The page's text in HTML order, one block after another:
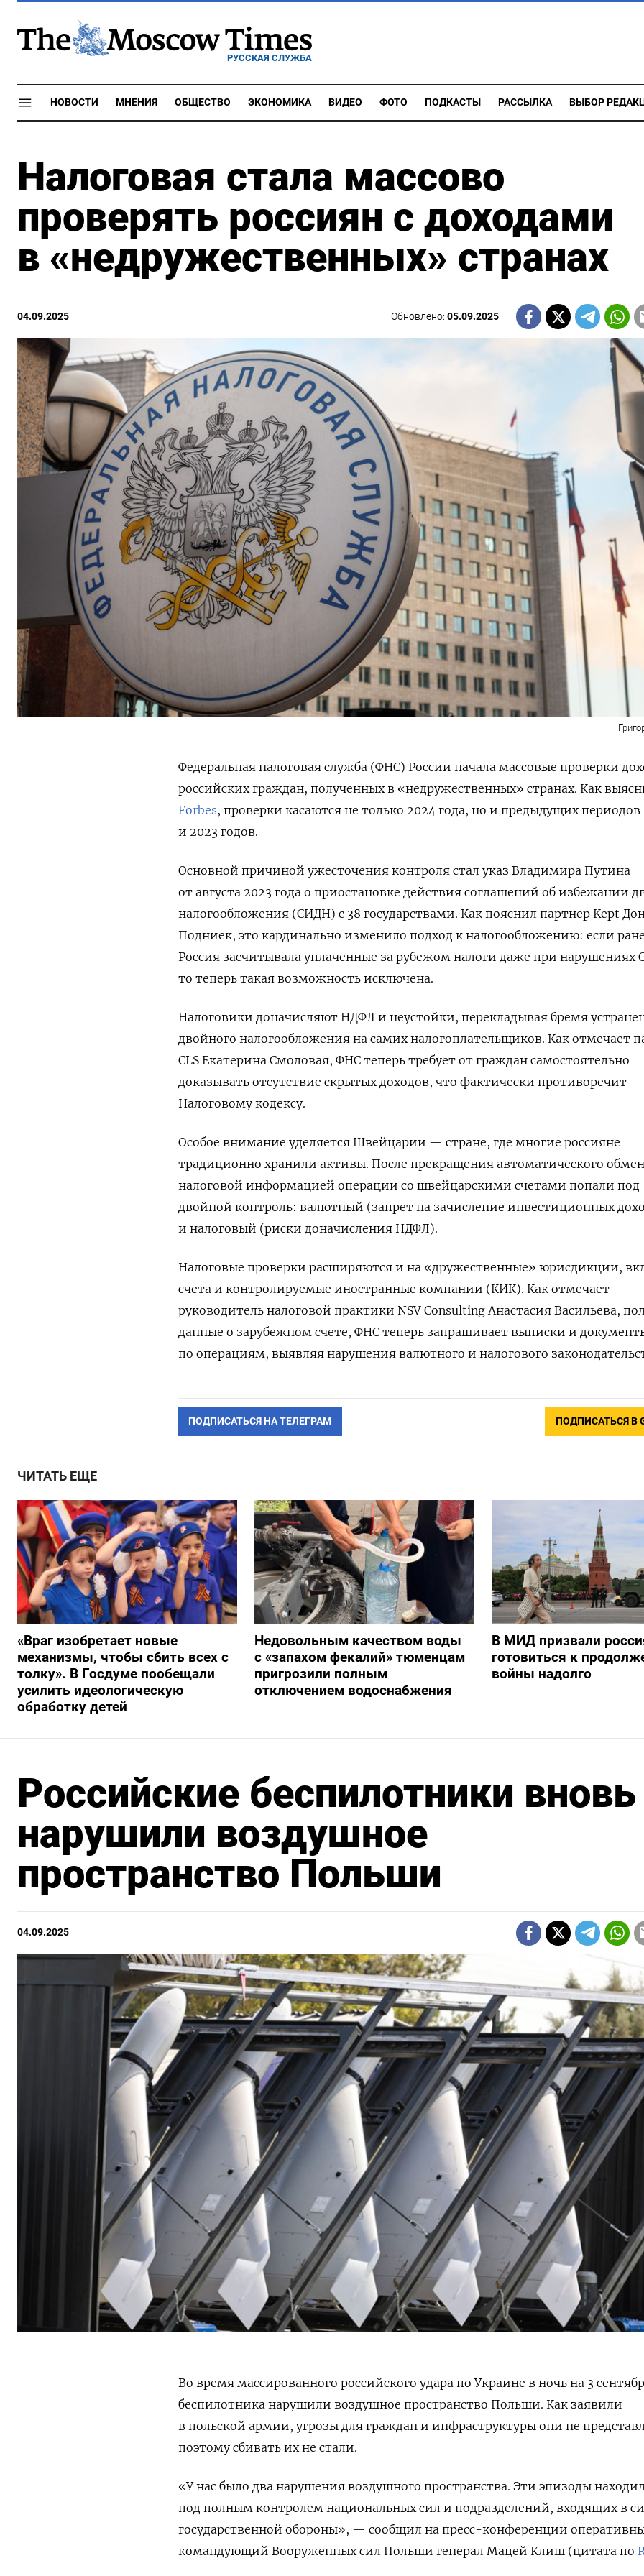
РУССКАЯ СЛУЖБА
НОВОСТИ МНЕНИЯ ОБЩЕСТВО ЭКОНОМИКА ВИДЕО ФОТО ПОДКАСТЫ РАССЫЛКА ВЫБОР
Налоговая стала массово
проверять россиян с доходами
в «недружественных» странах
04.09.2025 Обновлено:05.09.2025
Федеральная налоговая служба (ФНС) России начала массовые проверки
российских граждан, полученных в «недружественных» странах. Как
Forbes, проверки касаются не только 2024 года, но и предыдущих
и 2023 годов.
Основной причиной ужесточения контроля стал указ Владимира Путина
от августа 2023 года о приостановке действия соглашений об избежании
налогообложения (СИДН) с 38 государствами. Как пояснил партнер Kept
Подниек, это кардинально изменило подход к налогообложению: если
Россия засчитывала уплаченные за рубежом налоги даже при нарушениях
то теперь такая возможность исключена.
Налоговики доначисляют НДФЛ и неустойки, перекладывая бремя
двойного налогообложения на самих налогоплательщиков. Как отмечает
CLS Екатерина Смоловая, ФНС теперь требует от граждан самостоятельно
доказывать отсутствие скрытых доходов, что фактически противоречит
Налоговому кодексу.
Особое внимание уделяется Швейцарии — стране, где многие россияне
традиционно хранили активы. После прекращения автоматического
налоговой информацией операции со швейцарскими счетами попали под
двойной контроль: валютный (запрет на зачисление инвестиционных
и налоговый (риски доначисления НДФЛ).
Налоговые проверки расширяются и на «дружественные» юрисдикции,
счета и контролируемые иностранные компании (КИК). Как отмечает
руководитель налоговой практики NSV Consulting Анастасия Васильева,
данные о зарубежном счете, ФНС теперь запрашивает выписки и
по операциям, выявляя нарушения валютного и налогового
ПОДПИСАТЬСЯ НА ТЕЛЕГРАМ ПОДПИСАТЬСЯ В
ЧИТАТЬ ЕЩЕ
«Враг изобретает новые
механизмы, чтобы сбить всех с
толку». В Госдуме пообещали
усилить идеологическую
обработку детей
Недовольным качеством воды
с «запахом фекалий» тюменцам
пригрозили полным
отключением водоснабжения
В МИД призвали
готовиться к
войны надолго
Российские беспилотники вновь
нарушили воздушное
пространство Польши
04.09.2025
Во время массированного российского удара по Украине в ночь на 3
беспилотника нарушили воздушное пространство Польши. Как заявили
в польской армии, угрозы для граждан и инфраструктуры они не
поэтому сбивать их не стали.
«У нас было два нарушения воздушного пространства. Эти эпизоды
под полным контролем национальных сил и подразделений, входящих в
государственной обороны», — сообщил на пресс-конференции
командующий Вооруженных сил Польши генерал Мацей Клиш (цитата по